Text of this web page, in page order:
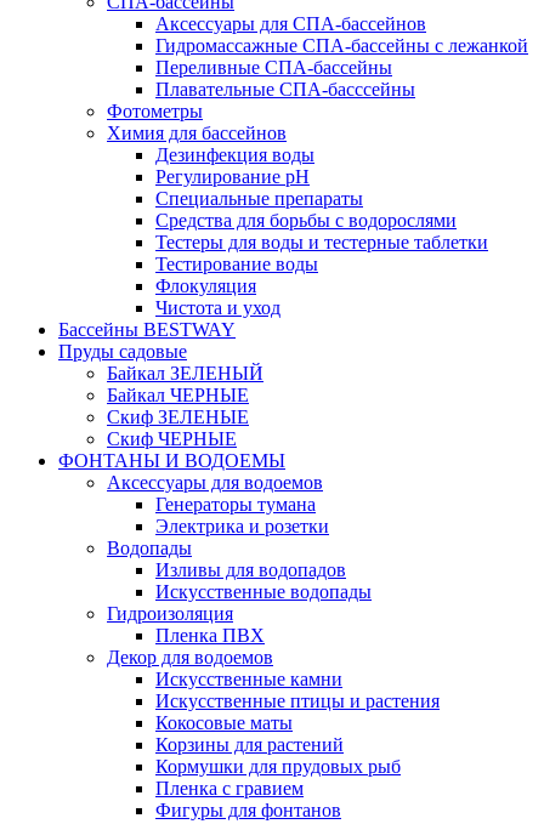
Аксессуары для СПА-бассейнов
Гидромассажные СПА-бассейны с лежанкой
Переливные СПА-бассейны
Плавательные СПА-басссейны
Фотометры
Химия для бассейнов
Дезинфекция воды
Регулирование pH
Специальные препараты
Средства для борьбы с водорослями
Тестеры для воды и тестерные таблетки
Тестирование воды
Флокуляция
Чистота и уход
Бассейны BESTWAY
Пруды садовые
Байкал ЗЕЛЕНЫЙ
Байкал ЧЕРНЫЕ
Скиф ЗЕЛЕНЫЕ
Скиф ЧЕРНЫЕ
ФОНТАНЫ И ВОДОЕМЫ
Аксессуары для водоемов
Генераторы тумана
Электрика и розетки
Водопады
Изливы для водопадов
Искусственные водопады
Гидроизоляция
Пленка ПВХ
Декор для водоемов
Искусственные камни
Искусственные птицы и растения
Кокосовые маты
Корзины для растений
Кормушки для прудовых рыб
Пленка с гравием
Фигуры для фонтанов